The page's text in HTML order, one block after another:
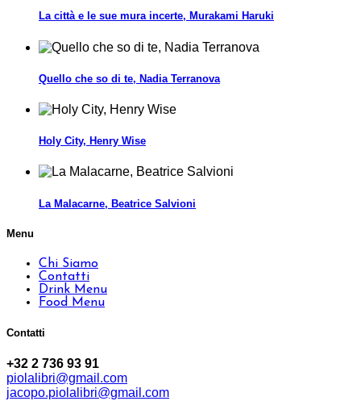
La città e le sue mura incerte, Murakami Haruki
Quello che so di te, Nadia Terranova
Holy City, Henry Wise
La Malacarne, Beatrice Salvioni
Menu
Chi Siamo
Contatti
Drink Menu
Food Menu
Contatti
+32 2 736 93 91
piolalibri@gmail.com
jacopo.piolalibri@gmail.com